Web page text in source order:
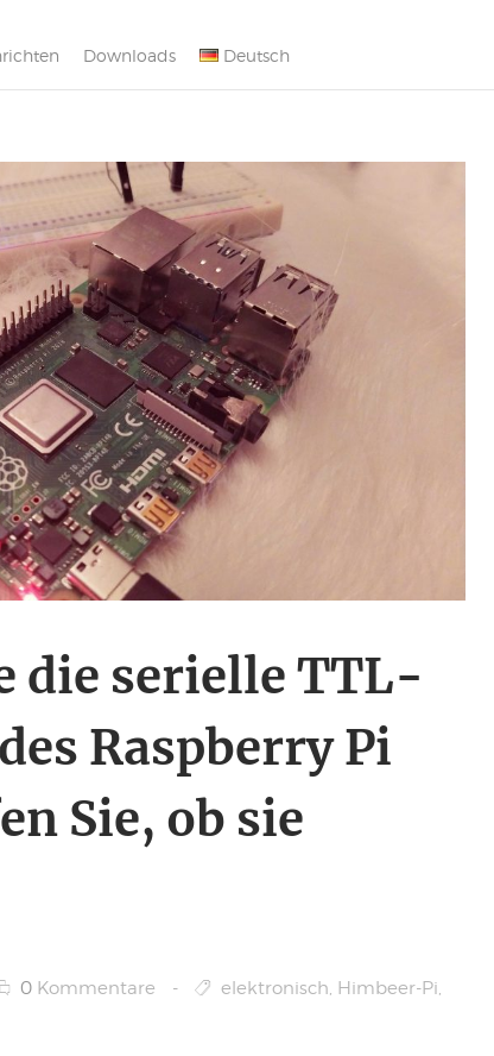
Downloads Deutsch
die serielle TTL-
Raspberry Pi
Sie, ob sie
0Kommentare - elektronisch, Himbeer-Pi,